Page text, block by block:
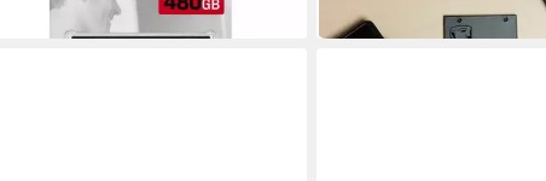
in 7-9 Werktagen bei dir